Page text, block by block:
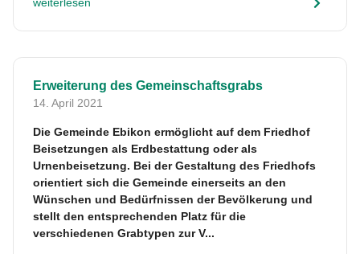
Erweiterung des Gemeinschaftsgrabs
14. April 2021
Die Gemeinde Ebikon ermöglicht auf dem Friedhof
Beisetzungen als Erdbestattung oder als
Urnenbeisetzung. Bei der Gestaltung des Friedhofs
orientiert sich die Gemeinde einerseits an den
Wünschen und Bedürfnissen der Bevölkerung und
stellt den entsprechenden Platz für die
verschiedenen Grabtypen zur V...